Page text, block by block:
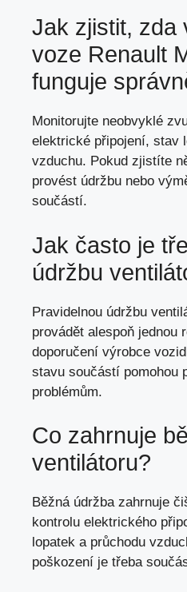
Jak zjistit, zda
voze Renault
funguje
Monitorujte neobvyklé
elektrické připojení, stav
vzduchu. Pokud zjistíte
provést údržbu nebo
součástí.
Jak často je
údržbu
Pravidelnou údržbu
provádět alespoň jednou
doporučení výrobce
stavu součástí pomohou
problémům.
Co zahrnuje
ventilátoru?
Běžná údržba zahrnuje
kontrolu elektrického
lopatek a průchodu
poškození je třeba